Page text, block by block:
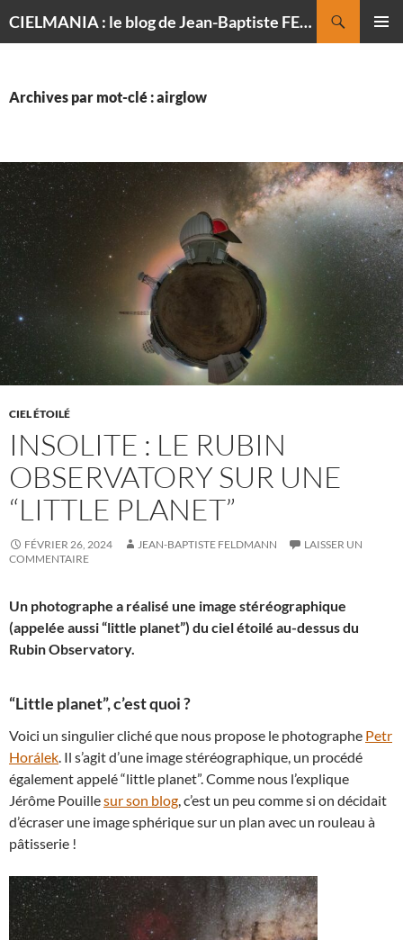
CIELMANIA : le blog de Jean-Baptiste FELDMANN, photographe du ciel
Archives par mot-clé : airglow
CIEL ÉTOILÉ
INSOLITE : LE RUBIN
OBSERVATORY SUR UNE
“LITTLE PLANET”
FÉVRIER 26, 2024 JEAN-BAPTISTE FELDMANN
LAISSER UN
COMMENTAIRE
Un photographe a réalisé une image stéréographique
(appelée aussi “little planet”) du ciel étoilé au-dessus du
Rubin Observatory.
“Little planet”, c’est quoi ?
Voici un singulier cliché que nous propose le photographe Petr
Horálek. Il s’agit d’une image stéréographique, un procédé
également appelé “little planet”. Comme nous l’explique
Jérôme Pouillesur son blog, c’est un peu comme si on décidait
d’écraser une image sphérique sur un plan avec un rouleau à
pâtisserie !